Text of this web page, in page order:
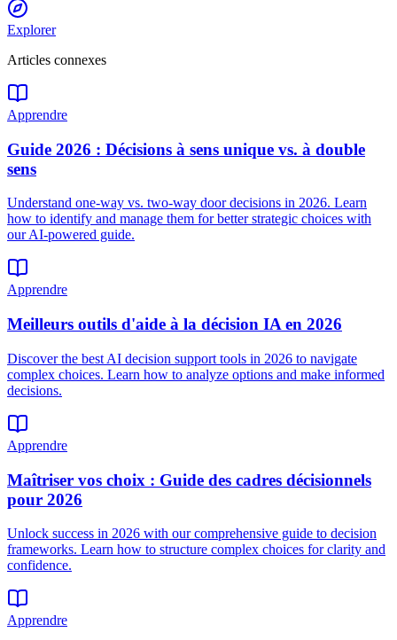
Explorer
Articles connexes
Apprendre
Guide 2026 : Décisions à sens unique vs. à double
sens
Understand one-way vs. two-way door decisions in 2026. Learn
how to identify and manage them for better strategic choices with
our AI-powered guide.
Apprendre
Meilleurs outils d'aide à la décision IA en 2026
Discover the best AI decision support tools in 2026 to navigate
complex choices. Learn how to analyze options and make informed
decisions.
Apprendre
Maîtriser vos choix : Guide des cadres décisionnels
pour 2026
Unlock success in 2026 with our comprehensive guide to decision
frameworks. Learn how to structure complex choices for clarity and
confidence.
Apprendre